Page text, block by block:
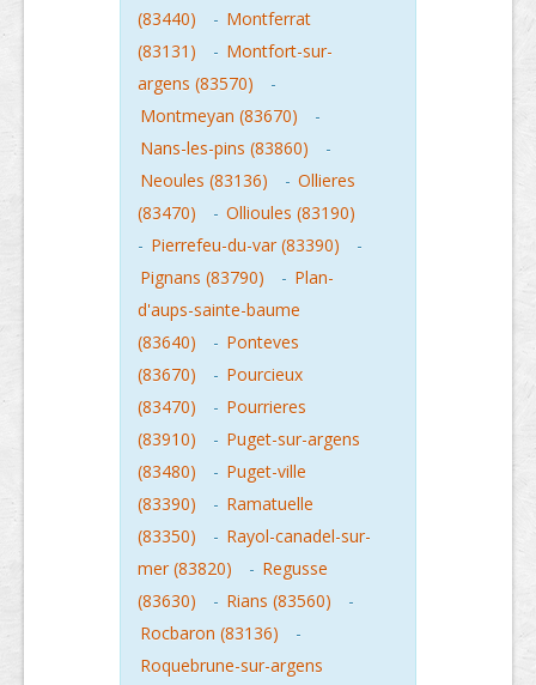
(83440)
- Montferrat
(83131)
- Montfort-sur-
argens (83570)
-
Montmeyan (83670)
-
Nans-les-pins (83860)
-
Neoules (83136)
- Ollieres
(83470)
- Ollioules (83190)
- Pierrefeu-du-var (83390)
-
Pignans (83790)
- Plan-
d'aups-sainte-baume
(83640)
- Ponteves
(83670)
- Pourcieux
(83470)
- Pourrieres
(83910)
- Puget-sur-argens
(83480)
- Puget-ville
(83390)
- Ramatuelle
(83350)
- Rayol-canadel-sur-
mer (83820)
- Regusse
(83630)
- Rians (83560)
-
Rocbaron (83136)
-
Roquebrune-sur-argens